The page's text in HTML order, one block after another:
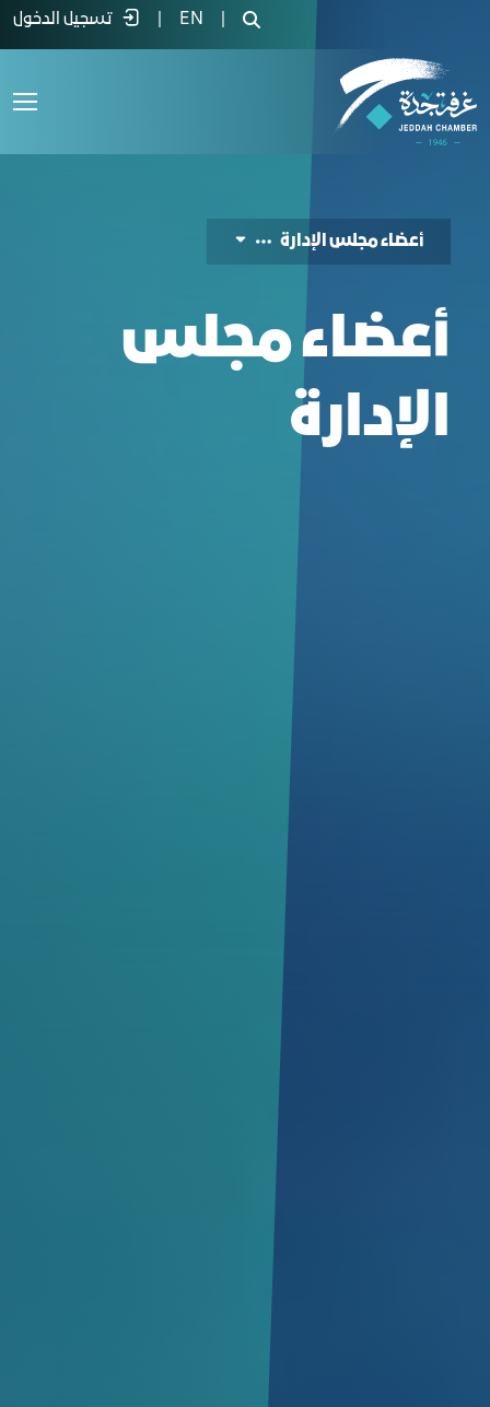
أعضاء مجلس الإدارة - غرفة جدة
EN تسجيل الدخول
أعضاء مجلس الإدارة
أعضاء مجلس
الإدارة